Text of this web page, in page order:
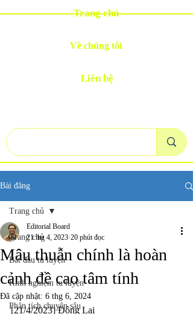
Trang chủ
Về chúng tôi
Liên hệ
Bài đăng
Trang chủ
Bắt đầu tu luyện
Kinh nghiệm tu luyện
Phân tích chuyên sâu
Trang chủ
Mâu thuẫn chính là hoàn
cảnh đề cao tâm tính
Editorial Board
21 thg 4, 2023 20 phút đọc
Đã cập nhật: 6 thg 6, 2024
[21/4/2023] Đông Lai